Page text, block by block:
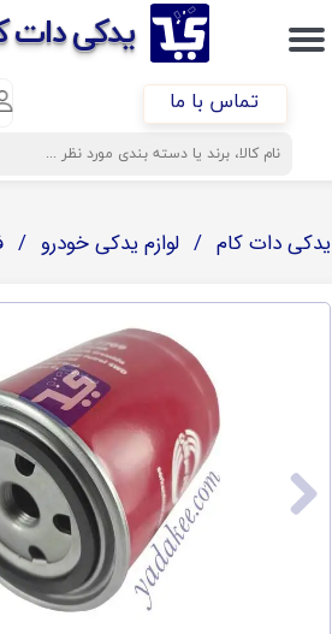
​​یدکی دات
حساب کاربری من
تغییر گذر واژه
سفارشات
تماس با ما
یدکی دات کام لوازم یدکی خودرو